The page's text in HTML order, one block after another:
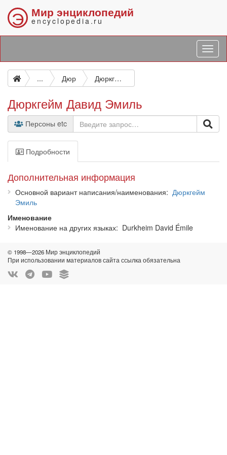
Э Мир энциклопедий
encyclopedia.ru
... Дюр Дюркгейм Давид Эмиль
Дюркгейм Давид Эмиль
Персоны etc
Подробности
Дополнительная информация
Основной вариант написания/наименования
Дюркгейм
Эмиль
Именование
Именование на других языках
Durkheim David Émile
© 1998—2026 Мир энциклопедий
При использовании материалов сайта ссылка обязательна